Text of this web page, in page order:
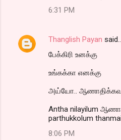
6:31 PM
Thanglish Payan
பேக்கிரி உனக்கு
உங்கக்கா எனக்கு
அய்யோ..
Antha nilayilum
parthukkolum
8:06 PM